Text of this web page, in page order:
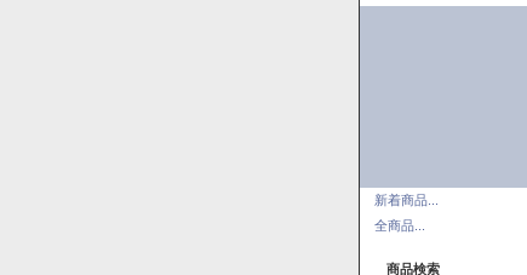
新着商品...
全商品...
商品検索